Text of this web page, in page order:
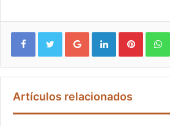
Google+ LinkedIn Pinterest
Artículos relacionados